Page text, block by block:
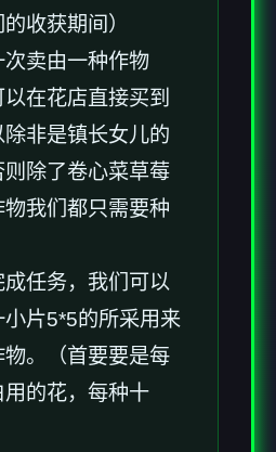
收获期间）
卖由一种作物
在花店直接买到
非是镇长女儿的
除了卷心菜草莓
我们都只需要种
任务，我们可以
片5*5的所采用来
。（首要要是每
的花，每种十